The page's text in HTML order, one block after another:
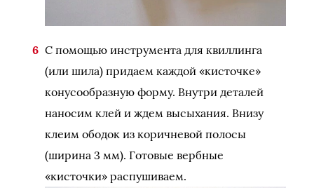
С помощью инструмента для квиллинга
(или шила) придаем каждой «кисточке»
конусообразную форму. Внутри деталей
наносим клей и ждем высыхания. Внизу
клеим ободок из коричневой полосы
(ширина 3 мм). Готовые вербные
«кисточки» распушиваем.